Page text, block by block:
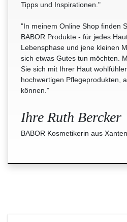
Tipps und Inspirationen."
"In meinem Online Shop finden
BABOR Produkte - für jedes
Lebensphase und jene kleinen
sich etwas Gutes tun möchten.
Sie sich mit Ihrer Haut
hochwertigen Pflegeprodukten,
können."
Ihre Ruth Bercker
BABOR Kosmetikerin aus Xanten